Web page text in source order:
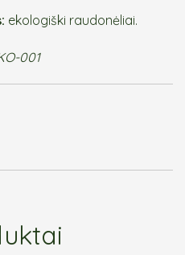
ekologiški raudonėliai.
001